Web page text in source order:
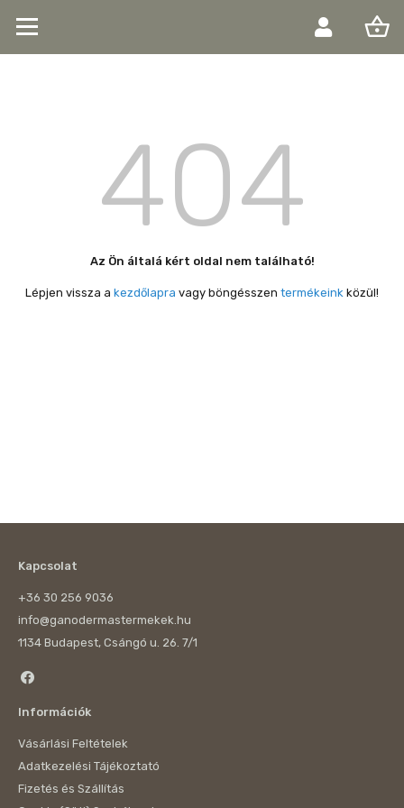
shopping_basket
404
Az Ön általá kért oldal nem található!
Lépjen vissza a kezdőlapra vagy böngésszen termékeink közül!
Kapcsolat
+36 30 256 9036
info@ganodermastermekek.hu
1134 Budapest, Csángó u. 26. 7/1
Információk
Vásárlási Feltételek
Adatkezelési Tájékoztató
Fizetés és Szállítás